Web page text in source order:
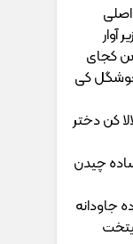
آوار
کجای
کی
کن دختر
چیدن
جاودانه